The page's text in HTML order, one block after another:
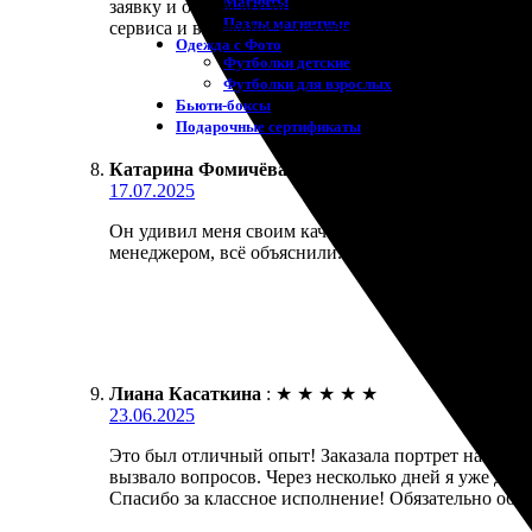
Пазлы магнитные
Одежда с Фото
Футболки детские
Футболки для взрослых
Бьюти-боксы
Подарочные сертификаты
заявку и отдала все пожелания. Получила
сервиса и внимание к деталям. Рекомендую всем,
Катарина Фомичёва
17.07.2025
Он удивил меня своим качеством. Заказала
менеджером, всё объяснили. Работа была
Лиана Касаткина : ★ ★ ★ ★ ★
23.06.2025
Это был отличный опыт! Заказала портрет на
вызвало вопросов. Через несколько дней я уже
Спасибо за классное исполнение! Обязательно